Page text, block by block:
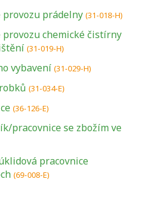
provozu prádelny (31-018-H)
chemické čistírny
(31-019-H)
vybavení (31-029-H)
(31-034-E)
(36-126-E)
pracovnice se zbožím ve
pracovnice
(69-008-E)
profesních kvalifikací.